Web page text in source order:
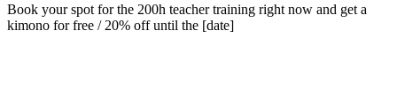
Book your spot for the 200h teacher training right now and get a
kimono for free / 20% off until the [date]